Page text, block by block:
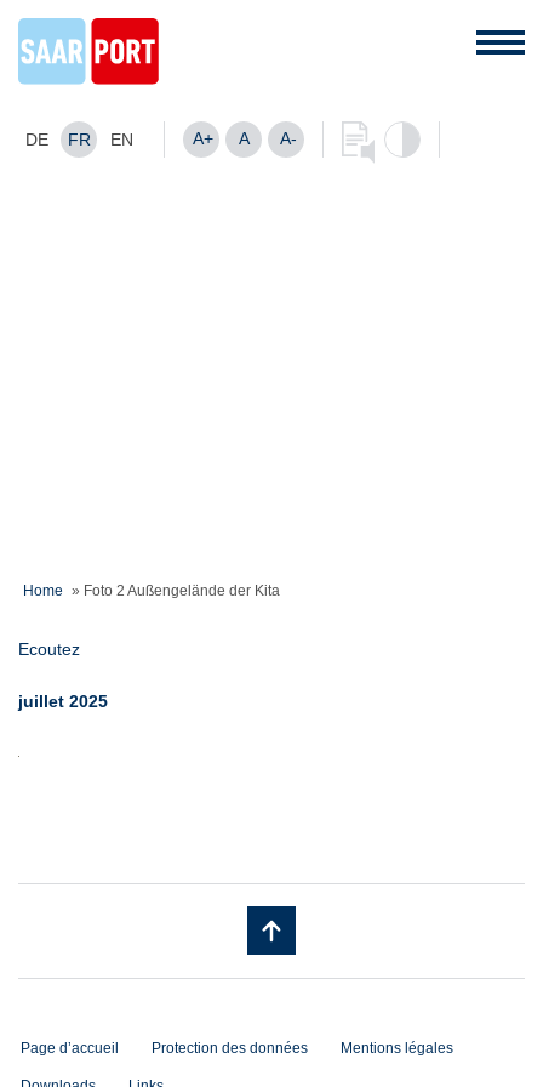
DE FR EN A+ A A-
Home » Foto 2 Außengelände der Kita
Ecoutez
juillet 2025
Page d’accueil Protection des données Mentions légales